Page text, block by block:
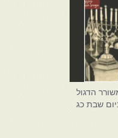
הדגול
שבת כג